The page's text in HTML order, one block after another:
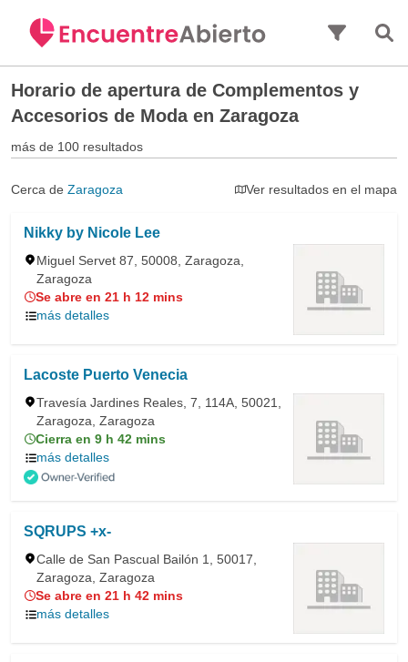
Horario de apertura de Complementos y
Accesorios de Moda en Zaragoza
más de 100 resultados
Cerca de Zaragoza Ver resultados en el mapa
Nikky by Nicole Lee
Miguel Servet 87, 50008, Zaragoza,
Zaragoza
Se abre en 21 h 12 mins
más detalles
Lacoste Puerto Venecia
Travesía Jardines Reales, 7, 114A, 50021,
Zaragoza, Zaragoza
Cierra en 9 h 42 mins
más detalles
SQRUPS +x-
Calle de San Pascual Bailón 1, 50017,
Zaragoza, Zaragoza
Se abre en 21 h 42 mins
más detalles